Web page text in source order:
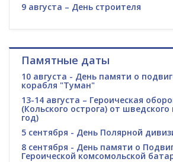
9 августа – День строителя
Памятные даты
10 августа - День памяти о
корабля "Туман"
13-14 августа – Героическая
(Кольского острога) от
год)
5 сентября - День Полярной
8 сентября - День памяти о
Героической комсомольской